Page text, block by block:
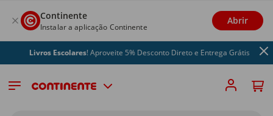
Continente
Instalar a aplicação Continente
Abrir
Livros Escolares! Aproveite 5% Desconto Direto e Entrega Grátis